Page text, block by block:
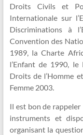
Droits Civils et
Internationale sur
Discriminations à
Convention des
1989, la Charte
l’Enfant de 1990,
Droits de l’Homme
Femme 2003.
Il est bon de
instruments et
organisant la